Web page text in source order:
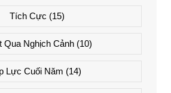
Tích Cực (15)
Qua Nghịch Cảnh (10)
Lực Cuối Năm (14)